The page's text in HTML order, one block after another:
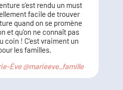
s'est rendu un must
facile de trouver
quand on se promène
et qu'on ne connaît pas
coin ! C'est vraiment un
les familles.
Ève @marieeve_famille